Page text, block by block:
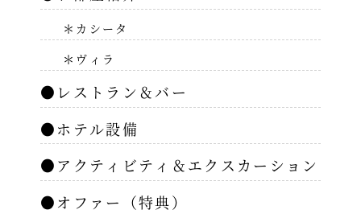
＊カシータ
＊ヴィラ
●レストラン＆バー
●ホテル設備
●アクティビティ＆エクスカーション
●オファー（特典）